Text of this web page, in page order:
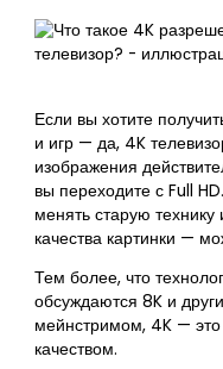
Если вы хотите
и игр — да, 4K
изображения
вы переходите с Full
менять старую
качества картинки —
Тем более, что
обсуждаются 8K и
мейнстримом, 4K —
качеством.